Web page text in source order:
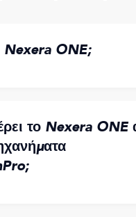
Nexera ONE;
το Nexera ONE